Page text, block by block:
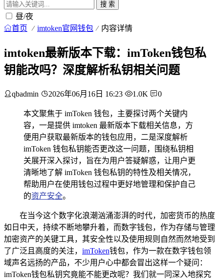
搜 索
昼/夜
首页 imtoken官网钱包 内容详情
imtoken最新版本下载：imToken钱包私
钥能改吗？深度解析私钥相关问题
qbadmin 2026年06月16日 16:23 1.0K 0
本文聚焦于 imToken 钱包，主要探讨两个关键内
容，一是提供 imtoken 最新版本下载相关信息，方
便用户获取最新版本的钱包应用，二是深度解析
imToken 钱包私钥能否更改这一问题，围绕私钥相
关展开深入探讨，旨在为用户答疑解惑，让用户更
清晰地了解 imToken 钱包私钥的特性及相关情况，
帮助用户在使用钱包过程中更好地管理和保护自己
的资产安全。
在当今这个数字化浪潮汹涌澎湃的时代，加密货币的热度
如日中天，持续不断地攀升着，而数字钱包，作为存储与管理
加密资产的关键工具，其安全性以及使用规则自然而然地受到
了广泛且高度的关注， imToken钱包，作为一款在数字钱包领
域声名远扬的产品，不少用户心中都会冒出这样一个疑问：
imToken钱包私钥究竟能不能更改呢？我们就一同深入地探究